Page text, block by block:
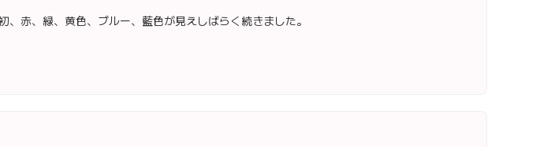
赤、緑、黄色、ブルー、藍色が見えしばらく続きました。